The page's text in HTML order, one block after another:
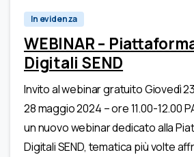
In evidenza
WEBINAR –
Digitali SEND
Invito al webinar gratuito Giovedì
28 maggio 2024 – ore 11.00-12.00
un nuovo webinar dedicato alla
Digitali SEND, tematica più volte